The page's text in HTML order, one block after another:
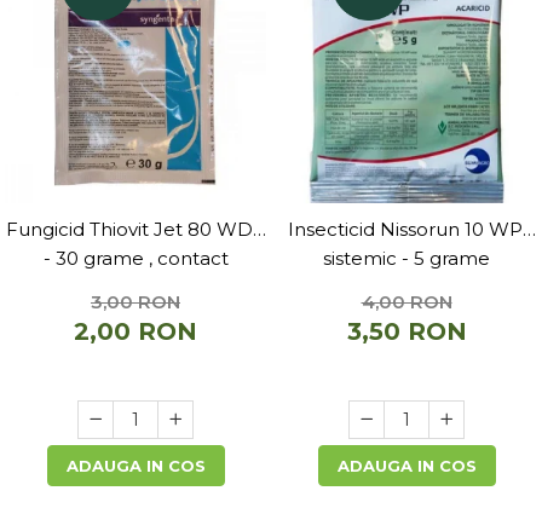
Accesorii si consumabile scule
pneumatice
Cricuri pneumatice
Prese Hidraulice
Prese de rulmenti hidraulice
Prese de indoit tevi hidraulice
Echipamente electrice
Benzi izolatoare
Role Prelungitoare
Echipamente auto
Podele hidraulice & Presa de banc
& Truse reparatii caroserie
Cabluri si incarcatoare acumulator
Fungicid Thiovit Jet 80 WDG
- 30 grame , contact
3,00 RON
2,00 RON
ADAUGA IN COS
Insecticid Nissorun 10 WP,
sistemic - 5 grame
4,00 RON
3,50 RON
ADAUGA IN COS